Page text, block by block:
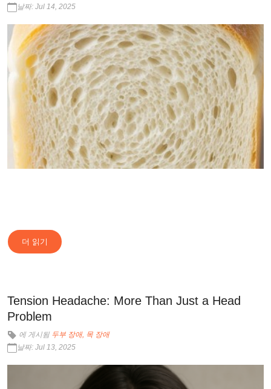
날짜: Jul 14, 2025
더 읽기
Tension Headache: More Than Just a Head
Problem
에 게시됨 두부 장애 목 장애
날짜: Jul 13, 2025